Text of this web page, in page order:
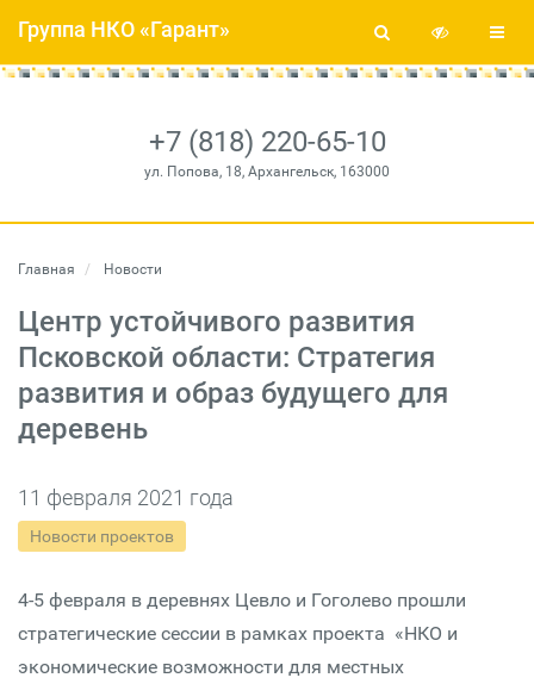
+7 (818) 220-65-10
ул. Попова, 18, Архангельск, 163000
Группа НКО «Гарант»
Главная Новости
Центр устойчивого развития
Псковской области: Стратегия
развития и образ будущего для
деревень
11 февраля 2021 года
Новости проектов
4-5 февраля в деревнях Цевло и Гоголево прошли
стратегические сессии в рамках проекта «НКО и
экономические возможности для местных